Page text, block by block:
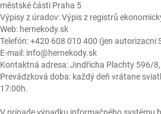
městské části Praha 5
Výpisy z úradov: Výpis z registrů
Web: hernekody.sk
Telefón: +420 608 010 400 (jen autorizacni
E-mail: info@hernekody.sk
Kontaktná adresa: Jindřicha Plachty 596/
Prevádzková doba: každý deň vrátane
17:00h.